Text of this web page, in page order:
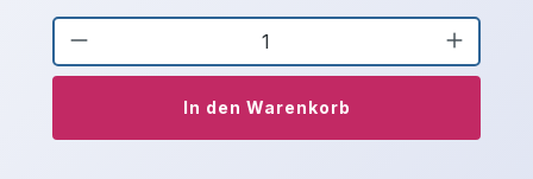
Produkt Anzahl: Gib den
In den Warenkorb